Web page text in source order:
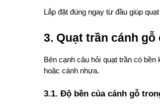
Lắp đặt đúng ngay từ đầu giúp
3. Quạt trần cánh
Bên cạnh câu hỏi quạt trần có
hoặc cánh nhựa.
3.1. Độ bền của cánh gỗ